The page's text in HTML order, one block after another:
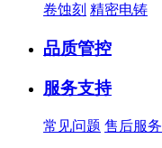
卷蚀刻 精密电铸
品质管控
服务支持
常见问题 售后服务